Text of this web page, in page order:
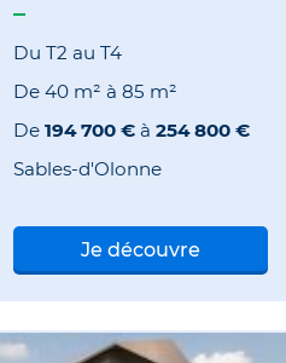
Du T2 au T4
De 40 m² à 85 m²
De 194 700 € à 254 800 €
Sables-d'Olonne
Je découvre